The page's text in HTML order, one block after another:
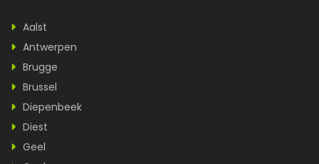
Aalst
Antwerpen
Brugge
Brussel
Diepenbeek
Diest
Geel